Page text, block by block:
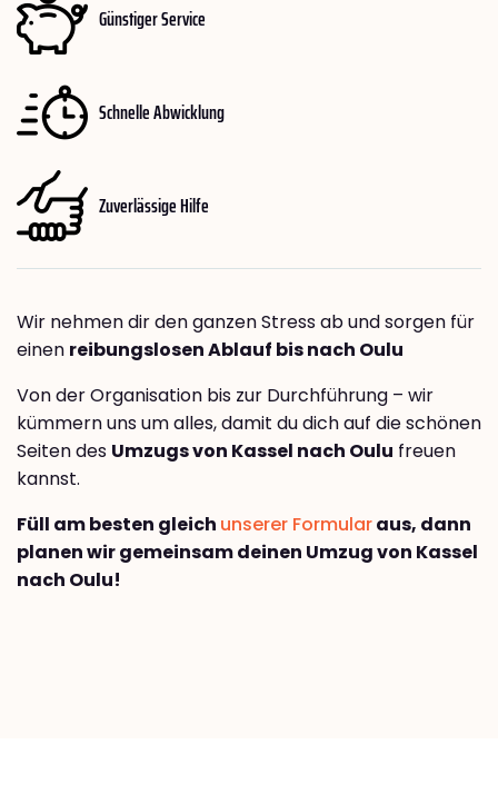
Günstiger Service
Schnelle Abwicklung
Zuverlässige Hilfe
Wir nehmen dir den ganzen Stress ab und sorgen für
einen reibungslosen Ablauf bis nach Oulu
Von der Organisation bis zur Durchführung – wir
kümmern uns um alles, damit du dich auf die schönen
Seiten des Umzugs von Kassel nach Oulu freuen
kannst.
Füll am besten gleich unserer Formularaus, dann
planen wir gemeinsam deinen Umzug von Kassel
nach Oulu!